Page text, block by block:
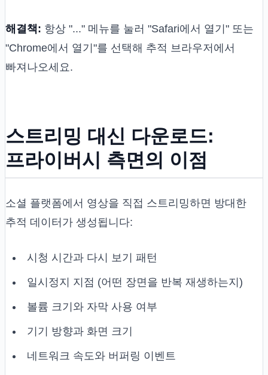
해결책: 항상 "..." 메뉴를 눌러 "Safari에서 열기" 또는
"Chrome에서 열기"를 선택해 추적 브라우저에서
빠져나오세요.
스트리밍 대신 다운로드:
프라이버시 측면의 이점
소셜 플랫폼에서 영상을 직접 스트리밍하면 방대한
추적 데이터가 생성됩니다:
시청 시간과 다시 보기 패턴
일시정지 지점 (어떤 장면을 반복 재생하는지)
볼륨 크기와 자막 사용 여부
기기 방향과 화면 크기
네트워크 속도와 버퍼링 이벤트